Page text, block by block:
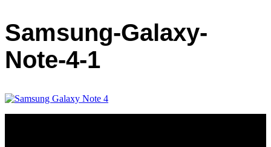
Samsung-Galaxy-
Note-4-1